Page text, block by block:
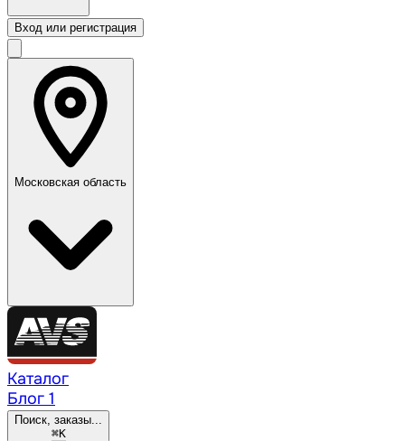
Вход или регистрация
Московская область
Каталог
Блог 1
Поиск, заказы...
⌘K